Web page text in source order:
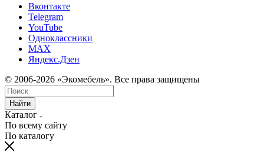
Вконтакте
Telegram
YouTube
Одноклассники
MAX
Яндекс.Дзен
© 2006-2026 «Экомебель». Все права защищены
Найти
Каталог
По всему сайту
По каталогу